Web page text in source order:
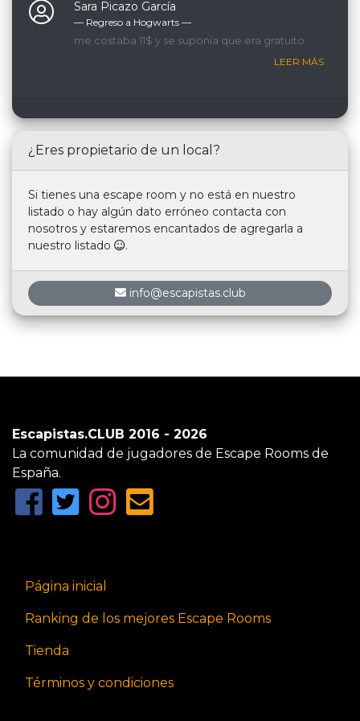
Sara Picazo García
— Regreso a Hogwarts ―
me costaba 11$ y se suponía que era gratuito
LEER MÁS
¿Eres propietario de un local?
Si tienes una escape room y no está en nuestro
listado o hay algún dato erróneo contacta con
nosotros y estaremos encantados de agregarla a
nuestro listado
.
info@escapistas.club
Escapistas.CLUB 2016 - 2026
La comunidad de jugadores de Escape Rooms de
España.
Página inicial
Ranking de los mejores Escape Rooms
Tienda
Términos y condiciones